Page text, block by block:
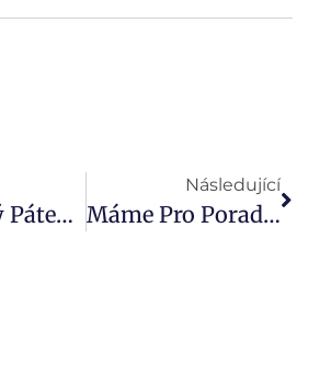
Na Šťastný Pátek 13. Září Odstartuje Akademie Podnikatelských Rizik.
Následující
Máme Pro Poradce Tipy V Investicích, Pojištění I Úvěrech. Kde Jsou Příležitosti Nejen Teď O Prázdninách?